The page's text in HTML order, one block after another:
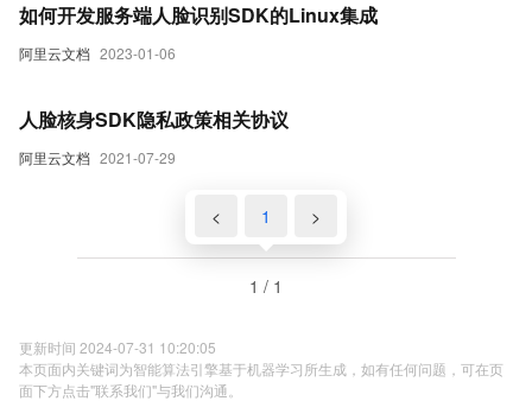
阿里云文档 2023-01-06
如何开发服务端人脸识别SDK的Linux集成
阿里云文档 2021-07-29
人脸核身SDK隐私政策相关协议
< 1 >
1 / 1
更新时间 2024-07-31 10:20:05
本页面内关键词为智能算法引擎基于机器学习所生成，如有任何问题，可在页
面下方点击"联系我们"与我们沟通。